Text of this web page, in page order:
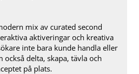
mix av curated second
aktiveringar och kreativa
inte bara kunde handla eller
också delta, skapa, tävla och
på plats.